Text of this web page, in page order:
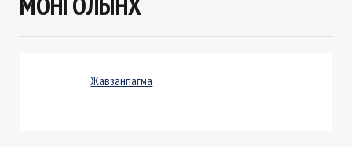
Жавзанпагма